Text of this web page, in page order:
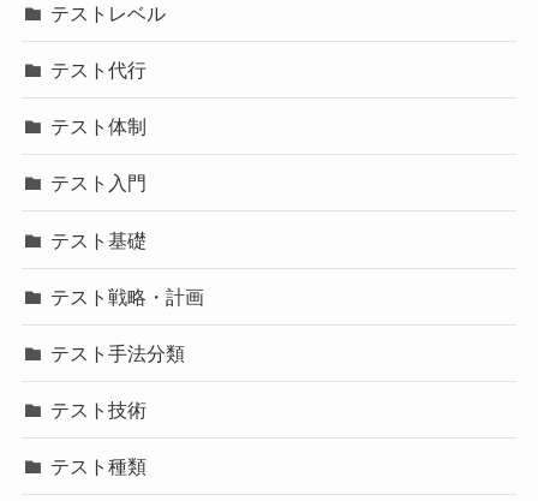
テストレベル
テスト代行
テスト体制
テスト入門
テスト基礎
テスト戦略・計画
テスト手法分類
テスト技術
テスト種類